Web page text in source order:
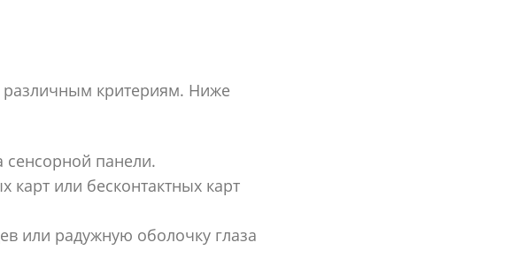
критериям. Ниже
сенсорной панели.
или бесконтактных карт
или радужную оболочку глаза